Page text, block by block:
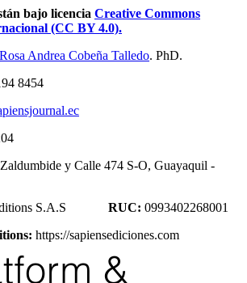
bajo licencia Creative Commons
(CC BY 4.0).
Rosa Andrea Cobeña Talledo. PhD.
8454
y Calle 474 S-O, Guayaquil -
Editions S.A.S RUC: 0993402268001
https://sapiensediciones.com